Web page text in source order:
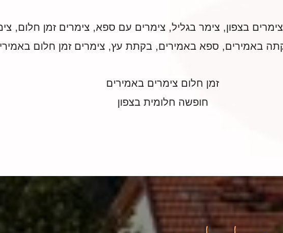
בצפון, צימר בגליל, צימרים עם ספא, צימרים זמן חלום,
באמירים, ספא באמירים, בקתת עץ, צימרים זמן חלום
זמן חלום צימרים באמירים
חופשה חלומית בצפון